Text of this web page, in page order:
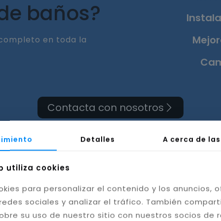
baños?
en toda la
Contacta con nosotros
cuarto de baño
Málaga
Detalles A cerca de
utiliza cookies
para personalizar el contenido y los anuncios,
sociales y analizar el tráfico. También
su uso de nuestro sitio con nuestros socios de